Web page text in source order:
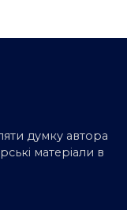
думку автора
матеріали в